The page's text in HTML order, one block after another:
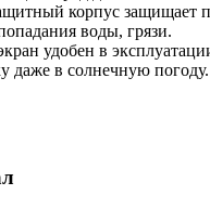
корпус защищает
воды, грязи.
удобен в
даже в солнечную погоду.